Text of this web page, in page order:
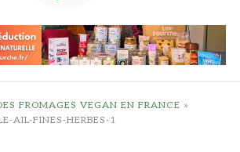
FROMAGES VEGAN EN FRANCE »
AIL-FINES-HERBES-1